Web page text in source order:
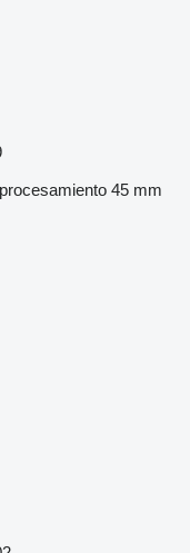
45 mm